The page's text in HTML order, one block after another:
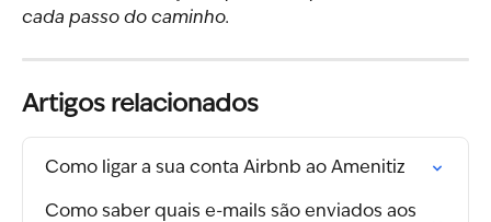
cada passo do caminho.
Artigos relacionados
Como ligar a sua conta Airbnb ao Amenitiz
Como saber quais e-mails são enviados aos